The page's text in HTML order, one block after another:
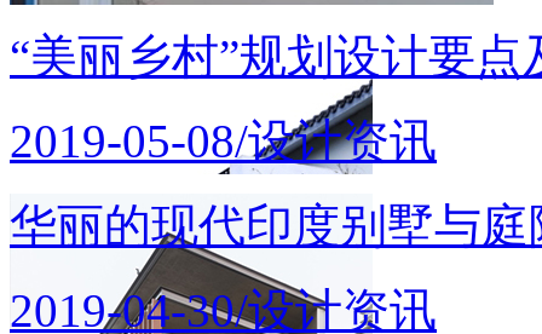
“美丽乡村”规划设计要点
2019-05-08/设计资讯
华丽的现代印度别墅与庭
2019-04-30/设计资讯